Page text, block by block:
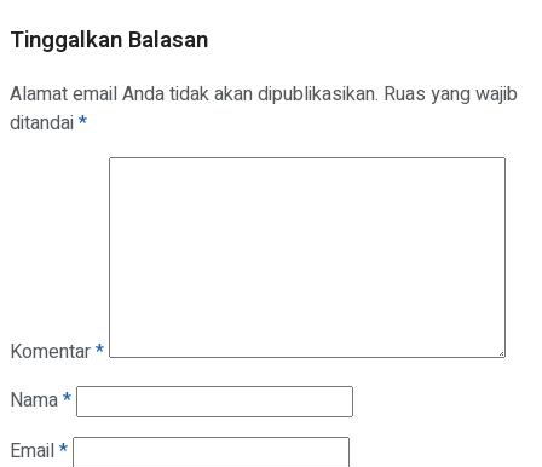
Tinggalkan Balasan
Alamat email Anda tidak akan dipublikasikan. Ruas yang wajib
ditandai*
Komentar*
Nama*
Email*